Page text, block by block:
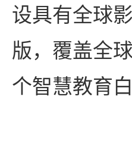
设具有全球
版，覆盖全
个智慧教育白